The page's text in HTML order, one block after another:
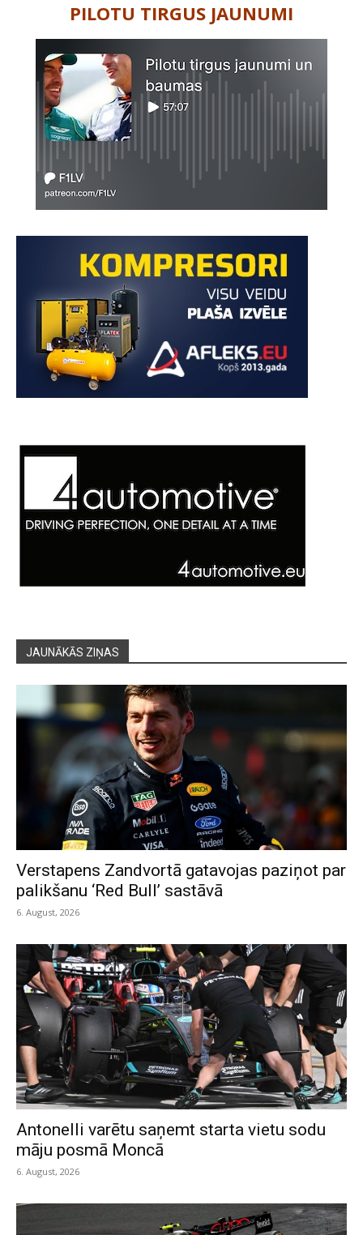
PILOTU TIRGUS JAUNUMI
JAUNĀKĀS ZIŅAS
Verstapens Zandvortā gatavojas paziņot par
palikšanu ‘Red Bull’ sastāvā
6. August, 2026
Antonelli varētu saņemt starta vietu sodu
māju posmā Moncā
6. August, 2026